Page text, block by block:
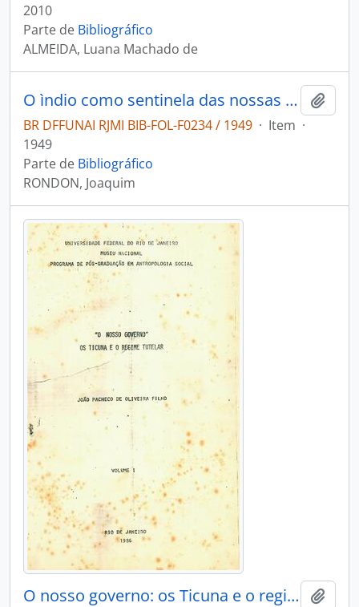
2010
Parte de Bibliográfico
ALMEIDA, Luana Machado de
O ìndio como sentinela das nossas fronteiras
BR DFFUNAI RJMI BIB-FOL-F0234 / 1949 · Item ·
1949
Parte de Bibliográfico
RONDON, Joaquim
O nosso governo: os Ticuna e o regime tutelar